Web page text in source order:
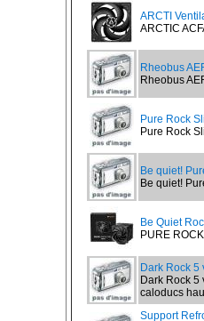
ARCTI
ARCTIC
Rheobus
Rheobus
Pure Rock
Pure Rock
Be quiet!
Be quiet!
Be Quiet
PURE
Dark Rock 5
Dark Rock
caloducs
Support